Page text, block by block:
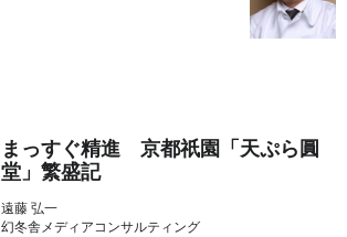
まっすぐ精進 京都祇園「天ぷら圓
堂」繁盛記
遠藤 弘一
幻冬舎メディアコンサルティング